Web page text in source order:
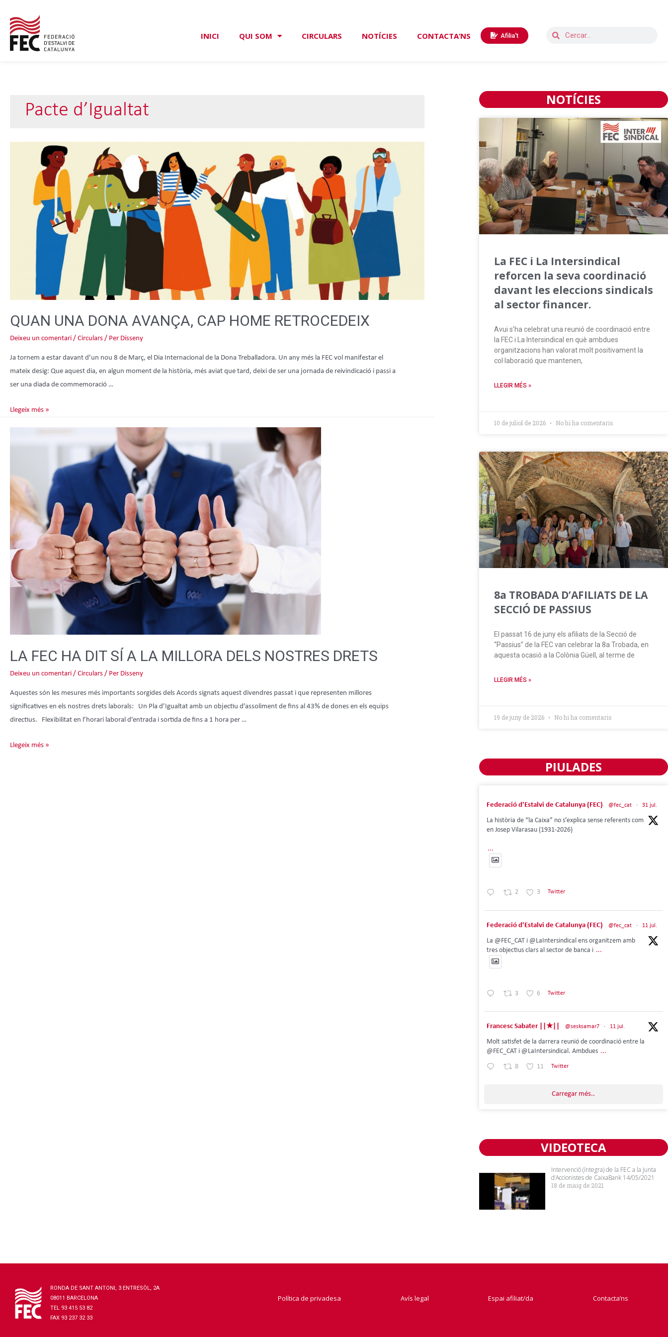
INICI QUI SOM CIRCULARS NOTÍCIES CONTACTA’NS Afilia't
Pacte d’Igualtat
QUAN UNA DONA AVANÇA, CAP HOME RETROCEDEIX
Deixeu un comentari / Circulars / Per Disseny
Ja tornem a estar davant d’un nou 8 de Març, el Dia Internacional de la Dona Treballadora. Un any més la FEC vol manifestar el
mateix desig: Que aquest dia, en algun moment de la història, més aviat que tard, deixi de ser una jornada de reivindicació i passi a
ser una diada de commemoració …
Llegeix més »
LA FEC HA DIT SÍ A LA MILLORA DELS NOSTRES DRETS
Deixeu un comentari / Circulars / Per Disseny
Aquestes són les mesures més importants sorgides dels Acords signats aquest divendres passat i que representen millores
significatives en els nostres drets laborals: Un Pla d’Igualtat amb un objectiu d’assoliment de fins al 43% de dones en els equips
directius. Flexibilitat en l’horari laboral d’entrada i sortida de fins a 1 hora per …
Llegeix més »
NOTÍCIES
La FEC i La Intersindical
reforcen la seva coordinació
davant les eleccions sindicals
al sector financer.
Avui s’ha celebrat una reunió de coordinació entre
la FEC i La Intersindical en què ambdues
organitzacions han valorat molt positivament la
col·laboració que mantenen,
LLEGIR MÉS »
10 de juliol de 2026 No hi ha comentaris
8a TROBADA D’AFILIATS DE LA
SECCIÓ DE PASSIUS
El passat 16 de juny els afiliats de la Secció de
“Passius” de la FEC van celebrar la 8a Trobada, en
aquesta ocasió a la Colònia Güell, al terme de
LLEGIR MÉS »
19 de juny de 2026 No hi ha comentaris
PIULADES
Federació d'Estalvi de Catalunya (FEC) @fec_cat · 31 jul.
La història de “la Caixa” no s’explica sense referents com
en Josep Vilarasau (1931-2026)
...
2 3 Twitter
Federació d'Estalvi de Catalunya (FEC) @fec_cat · 11 jul.
La @FEC_CAT i @LaIntersindical ens organitzem amb
tres objectius clars al sector de banca i ...
3 6 Twitter
Francesc Sabater ||★|| @sesksamar7 · 11 jul.
Molt satisfet de la darrera reunió de coordinació entre la
@FEC_CAT i @LaIntersindical. Ambdues ...
8 11 Twitter
Carregar més..
VIDEOTECA
Intervenció (íntegra) de la FEC a la Junta
d’Accionistes de CaixaBank 14/05/2021
18 de maig de 2021
RONDA DE SANT ANTONI, 3 ENTRESÒL, 2A
08011 BARCELONA
TEL 93 415 53 82
FAX 93 237 32 33
Política de privadesa Avís legal Espai afiliat/da Contacta’ns